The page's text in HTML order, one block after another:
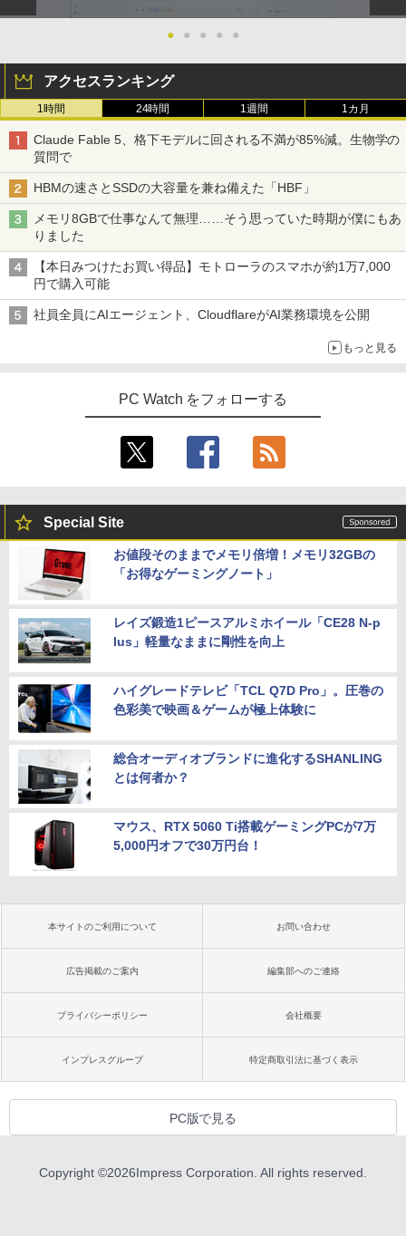
￥12,800
5
液晶モニター 23.8型 Dell ディスプレイ
Pro 24 純正モニター VESA 対応 リフレ
ッシュレート 100Hz HDMI DisplayPort
VGA モニター 液晶 液晶モニター 液晶デ
ィスプレイ フルHD IPS デル E2425HM 2
￥13,999
● ● ● ● ●
アクセスランキング
1時間 24時間 1週間 1カ月
Claude Fable 5、格下モデルに回される不満が85%減。生物学の
質問で
HBMの速さとSSDの大容量を兼ね備えた「HBF」
メモリ8GBで仕事なんて無理……そう思っていた時期が僕にもあ
りました
【本日みつけたお買い得品】モトローラのスマホが約1万7,000
円で購入可能
社員全員にAIエージェント、CloudflareがAI業務環境を公開
もっと見る
PC Watch をフォローする
Special Site
お値段そのままでメモリ倍増！メモリ32GBの
「お得なゲーミングノート」
レイズ鍛造1ピースアルミホイール「CE28 N-p
lus」軽量なままに剛性を向上
ハイグレードテレビ「TCL Q7D Pro」。圧巻の
色彩美で映画＆ゲームが極上体験に
総合オーディオブランドに進化するSHANLING
とは何者か？
マウス、RTX 5060 Ti搭載ゲーミングPCが7万
5,000円オフで30万円台！
本サイトのご利用について お問い合わせ
広告掲載のご案内 編集部へのご連絡
プライバシーポリシー 会社概要
インプレスグループ 特定商取引法に基づく表示
PC版で見る
Copyright ©2026Impress Corporation. All rights reserved.